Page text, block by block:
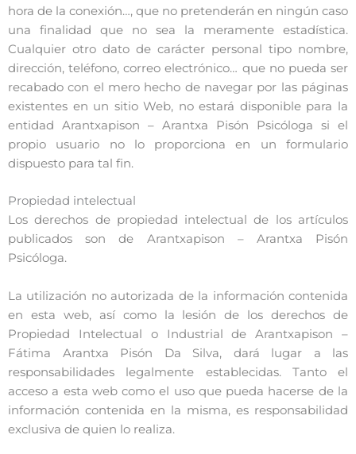
hora de la conexión…, que no pretenderán en ningún caso
una finalidad que no sea la meramente estadística.
Cualquier otro dato de carácter personal tipo nombre,
dirección, teléfono, correo electrónico… que no pueda ser
recabado con el mero hecho de navegar por las páginas
existentes en un sitio Web, no estará disponible para la
entidad Arantxapison – Arantxa Pisón Psicóloga si el
propio usuario no lo proporciona en un formulario
dispuesto para tal fin.
Propiedad intelectual
Los derechos de propiedad intelectual de los artículos
publicados son de Arantxapison – Arantxa Pisón
Psicóloga.
La utilización no autorizada de la información contenida
en esta web, así como la lesión de los derechos de
Propiedad Intelectual o Industrial de Arantxapison –
Fátima Arantxa Pisón Da Silva, dará lugar a las
responsabilidades legalmente establecidas. Tanto el
acceso a esta web como el uso que pueda hacerse de la
información contenida en la misma, es responsabilidad
exclusiva de quien lo realiza.